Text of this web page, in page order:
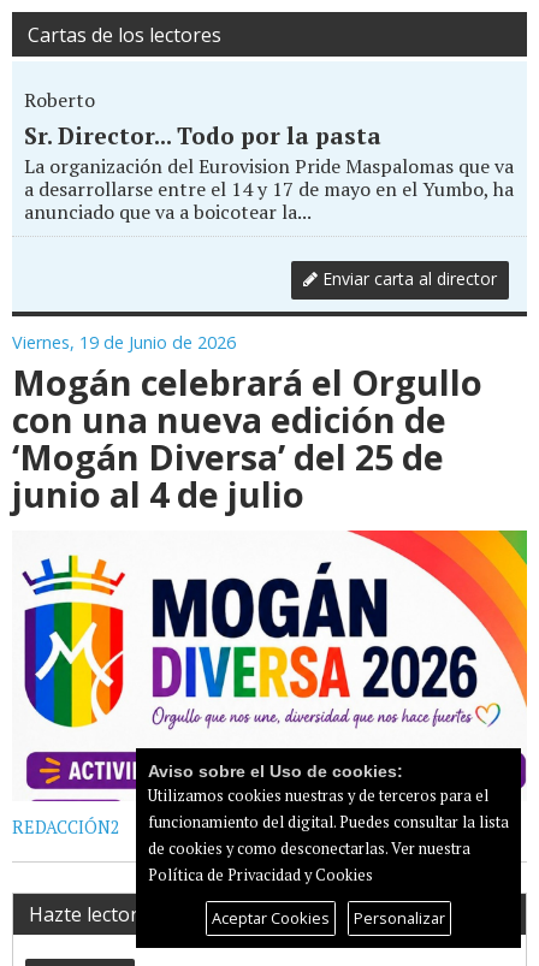
Cartas de los lectores
Roberto
Sr. Director... Todo por la pasta
La organización del Eurovision Pride Maspalomas que va
a desarrollarse entre el 14 y 17 de mayo en el Yumbo, ha
anunciado que va a boicotear la...
Enviar carta al director
Viernes, 19 de Junio de 2026
Mogán celebrará el Orgullo
con una nueva edición de
‘Mogán Diversa’ del 25 de
junio al 4 de julio
REDACCIÓN2
Hazte lector registrado
Aviso sobre el Uso de cookies:
Utilizamos cookies nuestras y de terceros para el
funcionamiento del digital. Puedes consultar la lista
de cookies y como desconectarlas.Ver nuestra
Política de Privacidad y Cookies
Aceptar Cookies Personalizar